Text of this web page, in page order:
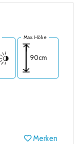
Max. Höhe
90cm
Merken